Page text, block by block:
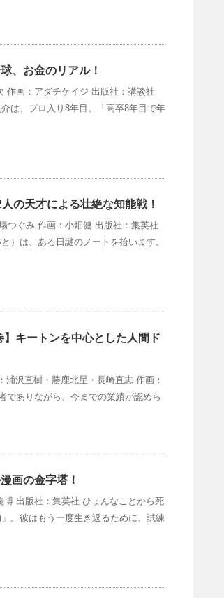
、お金のリアル！
作画：アダチケイジ 出版社：講談社
は、プロ入り8年目。「高卒8年目で年
の天才による壮絶な知能戦！
つぐみ 作画：小畑健 出版社：集英社
）は、ある日謎のノートを拾います。
キートンを中心とした人間ド
沢直樹・勝鹿北星・長崎直志 作画：
でありながら、今までの業績が認めら
画の金字塔！
出版社：集英社 ひょんなことから死
。彼はもう一度生き返るために、試練